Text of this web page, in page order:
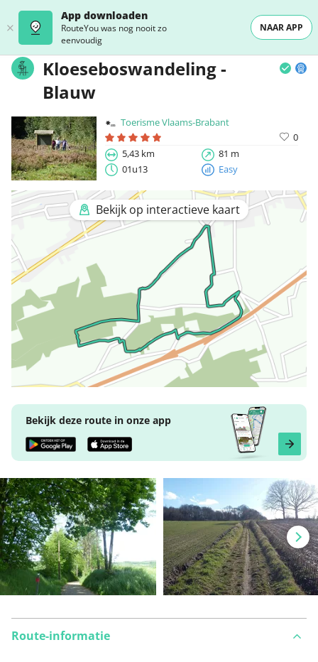
App downloaden
RouteYou was nog nooit zo
eenvoudig
NAAR APP
Kloeseboswandeling -
Blauw
Toerisme Vlaams-Brabant
0
5,43 km
81 m
01u13
Easy
Bekijk op interactieve kaart
Bekijk deze route in onze app
Route-informatie